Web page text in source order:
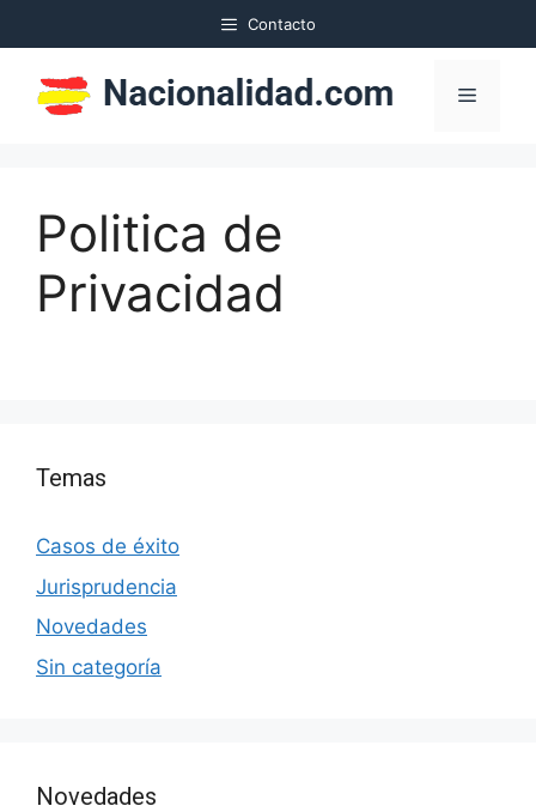
al
contenido
Contacto
Menú
Politica de
Privacidad
Temas
Casos de éxito
Jurisprudencia
Novedades
Sin categoría
Novedades